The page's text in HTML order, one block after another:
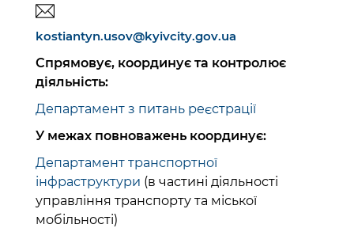
kostiantyn.usov@kyivcity.gov.ua
Спрямовує, координує та контролює
діяльність:
Департамент з питань реєстрації
У межах повноважень координує:
Департамент транспортної
інфраструктури (в частині діяльності
управління транспорту та міської
мобільності)